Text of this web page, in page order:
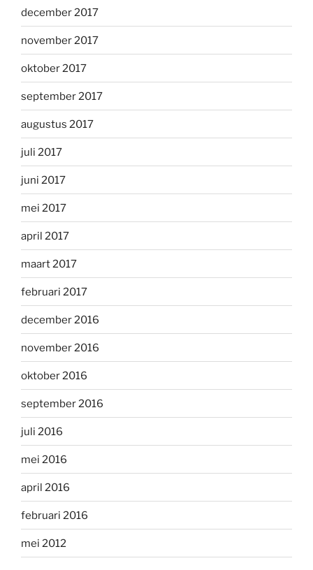
december 2017
november 2017
oktober 2017
september 2017
augustus 2017
juli 2017
juni 2017
mei 2017
april 2017
maart 2017
februari 2017
december 2016
november 2016
oktober 2016
september 2016
juli 2016
mei 2016
april 2016
februari 2016
mei 2012